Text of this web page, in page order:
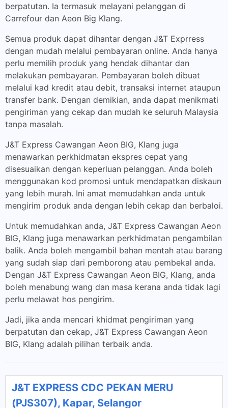
berpatutan. Ia termasuk melayani pelanggan di
Carrefour dan Aeon Big Klang.
Semua produk dapat dihantar dengan J&T Exprress
dengan mudah melalui pembayaran online. Anda hanya
perlu memilih produk yang hendak dihantar dan
melakukan pembayaran. Pembayaran boleh dibuat
melalui kad kredit atau debit, transaksi internet ataupun
transfer bank. Dengan demikian, anda dapat menikmati
pengiriman yang cekap dan mudah ke seluruh Malaysia
tanpa masalah.
J&T Express Cawangan Aeon BIG, Klang juga
menawarkan perkhidmatan ekspres cepat yang
disesuaikan dengan keperluan pelanggan. Anda boleh
menggunakan kod promosi untuk mendapatkan diskaun
yang lebih murah. Ini amat memudahkan anda untuk
mengirim produk anda dengan lebih cekap dan berbaloi.
Untuk memudahkan anda, J&T Express Cawangan Aeon
BIG, Klang juga menawarkan perkhidmatan pengambilan
balik. Anda boleh mengambil bahan mentah atau barang
yang sudah siap dari pemborong atau pembekal anda.
Dengan J&T Express Cawangan Aeon BIG, Klang, anda
boleh menabung wang dan masa kerana anda tidak lagi
perlu melawat hos pengirim.
Jadi, jika anda mencari khidmat pengiriman yang
berpatutan dan cekap, J&T Express Cawangan Aeon
BIG, Klang adalah pilihan terbaik anda.
J&T EXPRESS CDC PEKAN MERU
(PJS307), Kapar, Selangor